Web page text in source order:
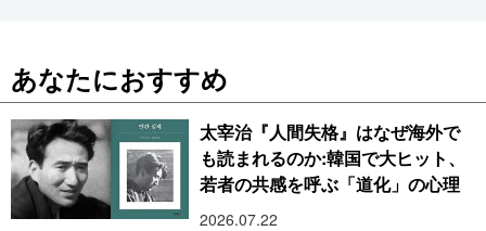
あなたにおすすめ
太宰治『人間失格』はなぜ海外で
も読まれるのか:韓国で大ヒット、
若者の共感を呼ぶ「道化」の心理
2026.07.22